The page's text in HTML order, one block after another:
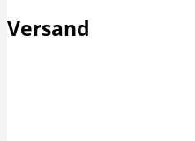
Versand